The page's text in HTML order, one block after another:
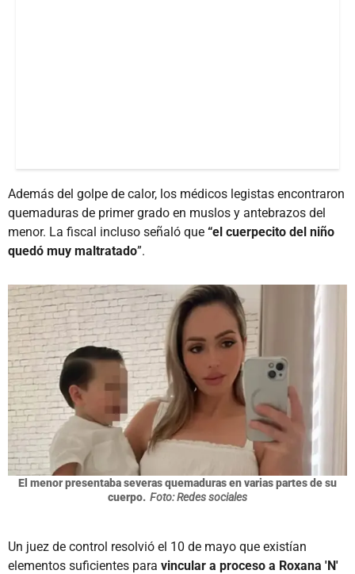
Además del golpe de calor, los médicos legistas encontraron
quemaduras de primer grado en muslos y antebrazos del
menor. La fiscal incluso señaló que “el cuerpecito del niño
quedó muy maltratado”.
El menor presentaba severas quemaduras en varias partes de su
cuerpo. Foto: Redes sociales
Un juez de control resolvió el 10 de mayo que existían
elementos suficientes para vincular a proceso a Roxana 'N'